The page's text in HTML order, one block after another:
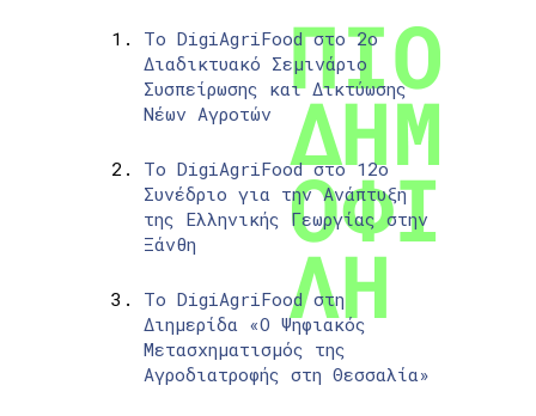
Το DigiAgriFood στο 2ο
Διαδικτυακό Σεμινάριο
Συσπείρωσης και Δικτύωσης
Νέων Αγροτών
Το DigiAgriFood στο 12ο
Συνέδριο για την Ανάπτυξη
της Ελληνικής Γεωργίας στην
Ξάνθη
Το DigiAgriFood στη
Διημερίδα «Ο Ψηφιακός
Μετασχηματισμός της
Αγροδιατροφής στη Θεσσαλία»